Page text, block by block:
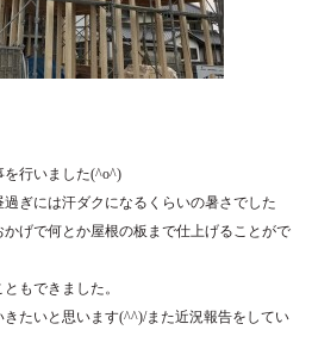
を行いました(^o^)
ぎには汗ダクになるくらいの暑さでした
げで何とか屋根の板まで仕上げることがで
もできました。
たいと思います(^^)/また近況報告をしてい